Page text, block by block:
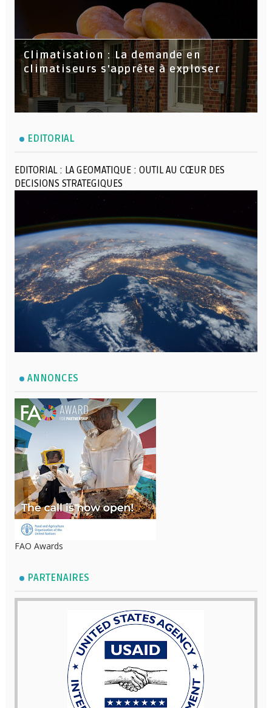
Climatisation : La demande en
climatiseurs s'apprête à exploser
EDITORIAL
EDITORIAL : LA GEOMATIQUE : OUTIL AU CŒUR DES
DECISIONS STRATEGIQUES
ANNONCES
FAO Awards
PARTENAIRES